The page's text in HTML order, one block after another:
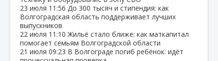
23 июля 11:56 До 300 тысяч и стипендия: как
Волгоградская область поддерживает лучших
выпускников
22 июля 11:10 Жильё стало ближе: как маткапитал
помогает семьям Волгоградской области
21 июля 09:23 В Волгограде погиб ребёнок: идёт